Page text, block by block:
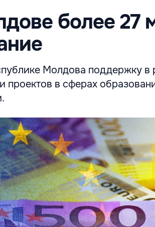
более 27
Молдова поддержку в
проектов в сферах